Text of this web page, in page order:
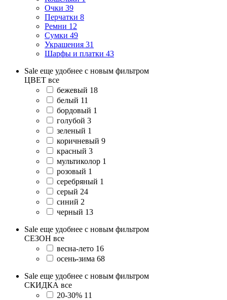
Очки 39
Перчатки 8
Ремни 12
Сумки 49
Украшения 31
Шарфы и платки 43
Sale еще удобнее с новым фильтром
ЦВЕТ все
бежевый 18
белый 11
бордовый 1
голубой 3
зеленый 1
коричневый 9
красный 3
мультиколор 1
розовый 1
серебряный 1
серый 24
синий 2
черный 13
Sale еще удобнее с новым фильтром
СЕЗОН все
весна-лето 16
осень-зима 68
Sale еще удобнее с новым фильтром
СКИДКА все
20-30% 11